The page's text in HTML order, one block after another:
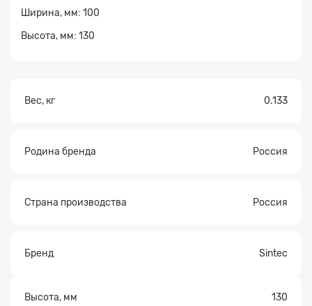
Ширина, мм: 100
Высота, мм: 130
Вес, кг 0.133
Родина бренда Россия
Страна производства Россия
Бренд Sintec
Высота, мм 130